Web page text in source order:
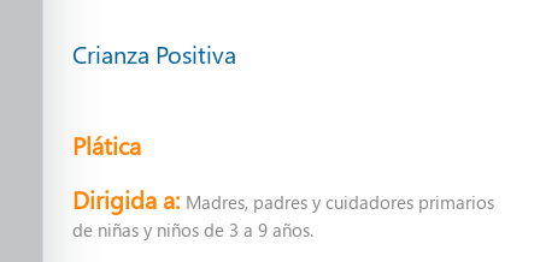
Crianza Positiva
Plática
Dirigida a: Madres, padres y cuidadores primarios
de niñas y niños de 3 a 9 años.